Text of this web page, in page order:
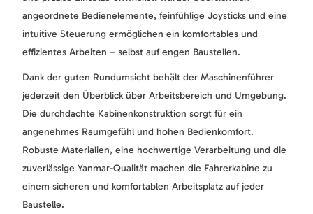
angeordnete Bedienelemente, feinfühlige Joysticks und eine
intuitive Steuerung ermöglichen ein komfortables und
effizientes Arbeiten – selbst auf engen Baustellen.
Dank der guten Rundumsicht behält der Maschinenführer
jederzeit den Überblick über Arbeitsbereich und Umgebung.
Die durchdachte Kabinenkonstruktion sorgt für ein
angenehmes Raumgefühl und hohen Bedienkomfort.
Robuste Materialien, eine hochwertige Verarbeitung und die
zuverlässige Yanmar-Qualität machen die Fahrerkabine zu
einem sicheren und komfortablen Arbeitsplatz auf jeder
Baustelle.